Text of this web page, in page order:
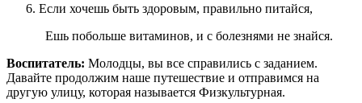
Если хочешь быть здоровым, правильно питайся,
Ешь побольше витаминов, и с болезнями не знайся.
Воспитатель: Молодцы, вы все справились с заданием.
Давайте продолжим наше путешествие и отправимся на
другую улицу, которая называется Физкультурная.